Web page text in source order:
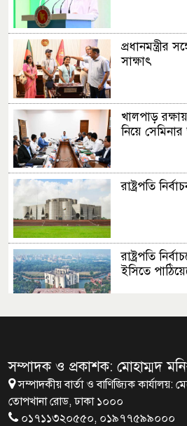
প্রধানমন্ত্রীর
সাক্ষাৎ
খালপাড়
নিয়ে সেমিনার
রাষ্ট্রপতি
রাষ্ট্রপতি
ইসিতে
শুভসূচনা
সম্পাদক ও প্রকাশক: মোহাম্মদ
সম্পাদকীয় বার্তা ও বাণিজ্যিক কার্যালয়:
তোপখানা রোড, ঢাকা ১০০০
০১৭১১৩২০৫৫০, ০১৯৭৭৫৯৯০০০